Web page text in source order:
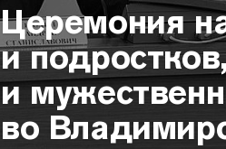
Церемония
и
и
во